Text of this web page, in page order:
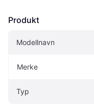
Produkt
Modellnavn
Merke
Typ